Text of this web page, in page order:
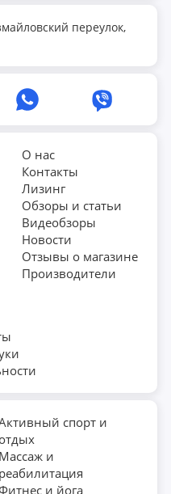
переулок,
О нас
Контакты
Лизинг
Обзоры и статьи
Видеобзоры
Новости
Отзывы о магазине
Производители
спорт и
отдых
Массаж и
реабилитация
и йога